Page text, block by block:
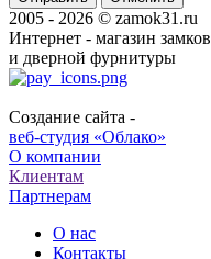
2005 - 2026 © zamok31.ru
Интернет - магазин замков
и дверной фурнитуры
Создание сайта -
веб-студия «Облако»
О компании
Клиентам
Партнерам
О нас
Контакты